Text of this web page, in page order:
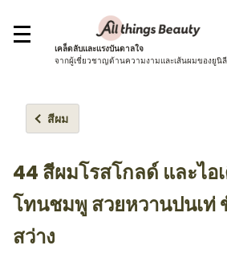
เคล็ดลับและแรงบันดาลใจ
จากผู้เชี่ยวชาญด้านความงามและเส้นผมของยูนิลี
สีผม
44 สีผมโรสโกลด์ และไอ
โทนชมพู สวยหวานปนเท่
สว่าง